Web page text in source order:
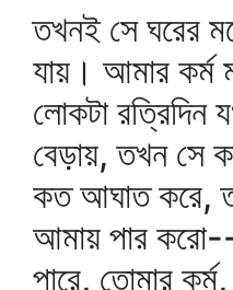
তখনই সে ঘরের
যায়। আমার কর্ম
লোকটা রত্রিদিন
বেড়ায়, তখন সে
কত আঘাত করে,
আমায় পার
পারে, তোমার